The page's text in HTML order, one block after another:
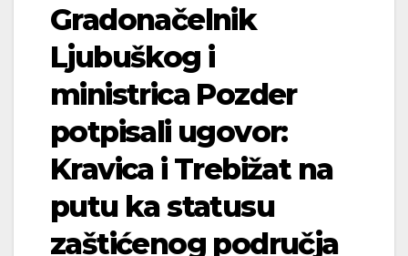
Gradonačelnik
Ljubuškog i
ministrica Pozder
potpisali ugovor:
Kravica i Trebižat na
putu ka statusu
zaštićenog područja